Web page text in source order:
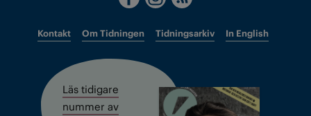
Kontakt Om Tidningen Tidningsarkiv In English
Läs tidigare
nummer av